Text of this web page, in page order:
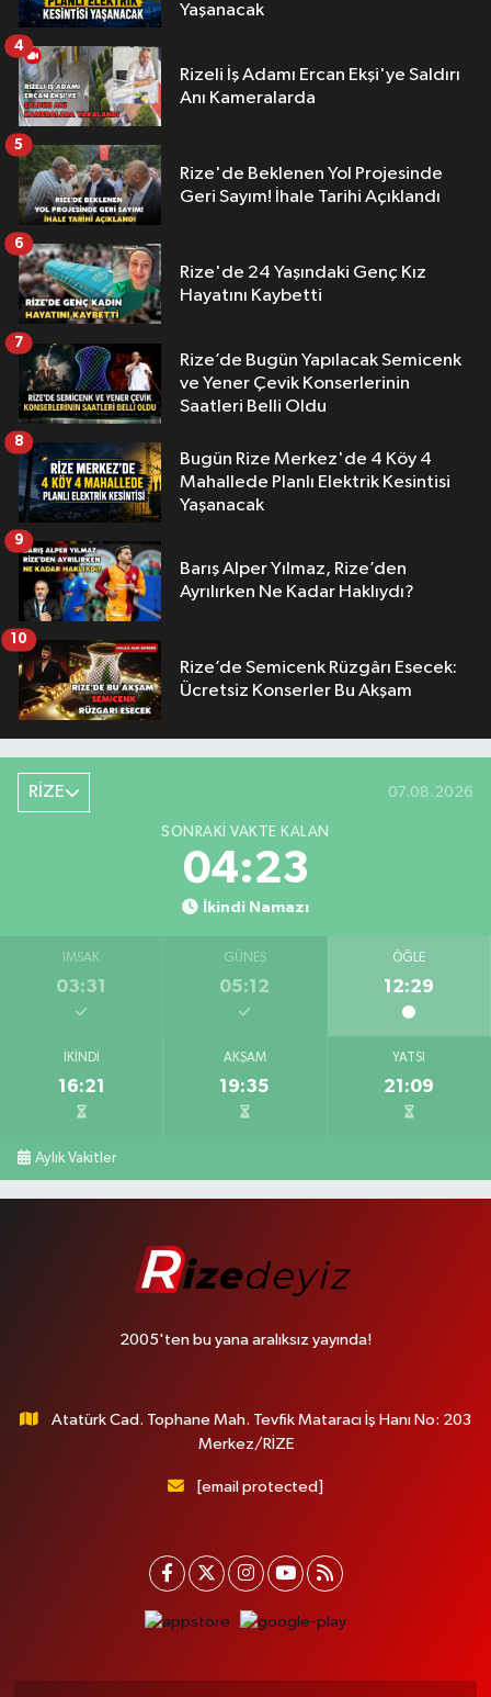
Yaşanacak
Rizeli İş Adamı Ercan Ekşi'ye Saldırı
Anı Kameralarda
4
Rize'de Beklenen Yol Projesinde
Geri Sayım! İhale Tarihi Açıklandı
5
Rize'de 24 Yaşındaki Genç Kız
Hayatını Kaybetti
6
Rize’de Bugün Yapılacak Semicenk
ve Yener Çevik Konserlerinin
Saatleri Belli Oldu
7
Bugün Rize Merkez'de 4 Köy 4
Mahallede Planlı Elektrik Kesintisi
Yaşanacak
8
Barış Alper Yılmaz, Rize’den
Ayrılırken Ne Kadar Haklıydı?
9
Rize’de Semicenk Rüzgârı Esecek:
Ücretsiz Konserler Bu Akşam
10
RİZE 07.08.2026
SONRAKI VAKTE KALAN
04:23
İkindi Namazı
İMSAK
03:31
GÜNEŞ
05:12
ÖĞLE
12:29
İKINDI
16:21
AKŞAM
19:35
YATSI
21:09
Aylık Vakitler
2005'ten bu yana aralıksız yayında!
Atatürk Cad. Tophane Mah. Tevfik Mataracı İş Hanı No: 203
Merkez/RİZE
[email protected]